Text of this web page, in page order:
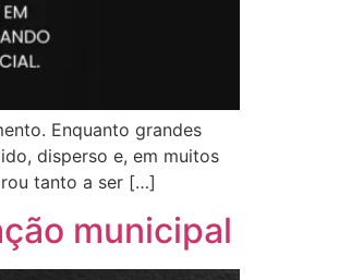
Enquanto grandes
disperso e, em muitos
tanto a ser […]
municipal